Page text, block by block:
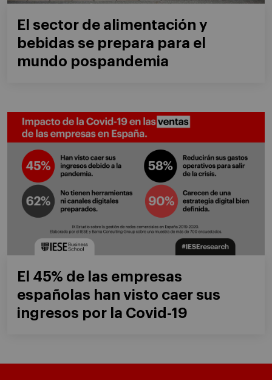
El sector de alimentación y
bebidas se prepara para el
mundo pospandemia
El 45% de las empresas
españolas han visto caer sus
ingresos por la Covid-19